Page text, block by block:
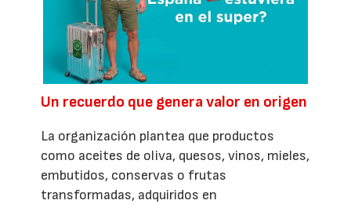
Un recuerdo que genera valor en origen
La organización plantea que productos
como aceites de oliva, quesos, vinos, mieles,
embutidos, conservas o frutas
transformadas, adquiridos en